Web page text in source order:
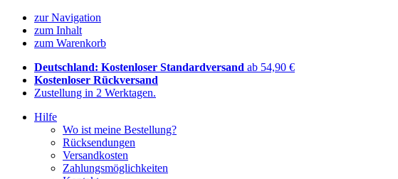
zur Navigation
zum Inhalt
zum Warenkorb
Deutschland: Kostenloser Standardversand ab 54,90 €
Kostenloser Rückversand
Zustellung in 2 Werktagen.
Hilfe
Wo ist meine Bestellung?
Rücksendungen
Versandkosten
Zahlungsmöglichkeiten